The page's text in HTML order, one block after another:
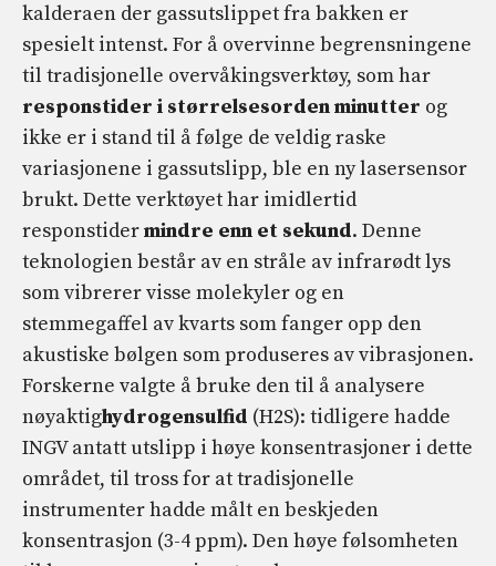
kalderaen der gassutslippet fra bakken er
spesielt intenst. For å overvinne begrensningene
til tradisjonelle overvåkingsverktøy, som har
responstider i størrelsesorden minutter og
ikke er i stand til å følge de veldig raske
variasjonene i gassutslipp, ble en ny lasersensor
brukt. Dette verktøyet har imidlertid
responstidermindre enn et sekund. Denne
teknologien består av en stråle av infrarødt lys
som vibrerer visse molekyler og en
stemmegaffel av kvarts som fanger opp den
akustiske bølgen som produseres av vibrasjonen.
Forskerne valgte å bruke den til å analysere
nøyaktighydrogensulfid (H2S): tidligere hadde
INGV antatt utslipp i høye konsentrasjoner i dette
området, til tross for at tradisjonelle
instrumenter hadde målt en beskjeden
konsentrasjon (3-4 ppm). Den høye følsomheten